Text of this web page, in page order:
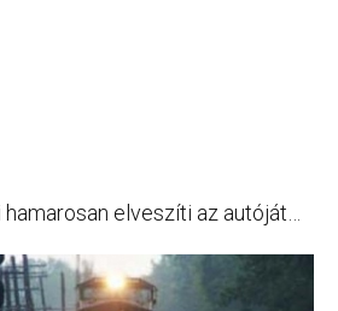
elveszíti az autóját…